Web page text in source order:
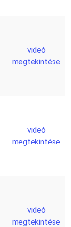
videó
megtekintése
videó
megtekintése
videó
megtekintése